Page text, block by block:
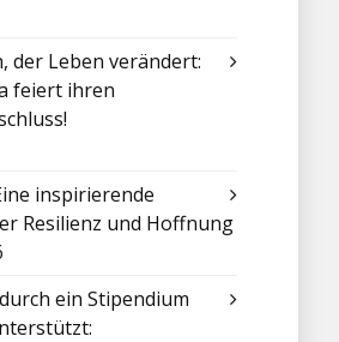
der Leben verändert:
feiert ihren
inspirierende
Resilienz und Hoffnung
ein Stipendium